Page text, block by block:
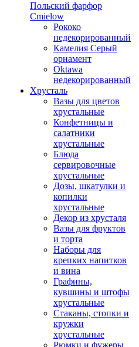
Польский фарфор
Сmielow
Рококо
недекорированный
Камелия Серый
орнамент
Oktawa
недекорированный
Хрусталь
Вазы для цветов
хрустальные
Конфетницы и
салатники
хрустальные
Блюда
сервировочные
хрустальные
Дозы, шкатулки и
копилки
хрустальные
Декор из хрусталя
Вазы для фруктов
и торта
Наборы для
крепких напитков
и вина
Графины,
кувшины и штофы
хрустальные
Стаканы, стопки и
кружки
хрустальные
Рюмки и фужеры